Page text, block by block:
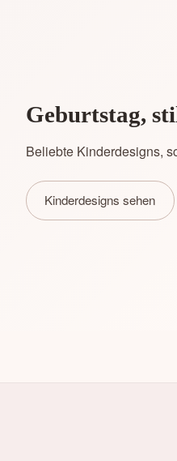
Geburtstag,
Beliebte Kinderdesigns,
Kinderdesigns sehen